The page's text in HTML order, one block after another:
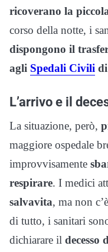
ricoverano la
corso della notte, i
dispongono il
agli Spedali Civili
L’arrivo e il
La situazione, però,
maggiore ospedale
improvvisamente
respirare. I medici
salvavita, ma non
di tutto, i sanitari
dichiarare il decesso